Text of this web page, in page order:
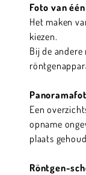
Foto van
Het maken
kiezen.
Bij de
Een
opname
plaats
Röntgen-